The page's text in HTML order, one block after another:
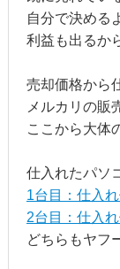
自分で決める
利益も出るか
売却価格から
メルカリの販
ここから大体
仕入れたパソ
1台目：仕入
2台目：仕入
どちらもヤフ